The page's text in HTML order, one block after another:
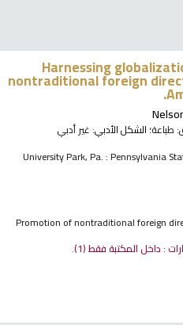
Harnessing
nontraditional foreign
طباعة؛ الشكل الأدبي: غير أدبي
University Park, Pa. : Pennsylvania
Promotion of nontraditional foreign
: داخل المكتبة فقط(1).